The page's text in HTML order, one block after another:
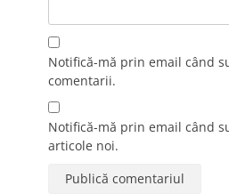
Notifică-mă prin email când
comentarii.
Notifică-mă prin email când
articole noi.